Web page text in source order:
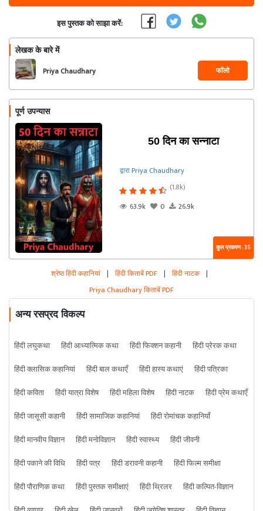
इस पुस्तक को साझा करें:
लेखक के बारे में
Priya Chaudhary फॉलो
पूर्ण उपन्यास
50 दिन का सन्नाटा
द्वारा Priya Chaudhary
(1.8k)
63.9k
0 26.9k
कुल प्रकरण : 35
श्रेष्ठ हिंदी कहानियां | हिंदी किताबें PDF | हिंदी नाटक |
Priya Chaudhary किताबें PDF
अन्य रसप्रद विकल्प
हिंदी लघुकथा हिंदी आध्यात्मिक कथा हिंदी फिक्शन कहानी
हिंदी प्रेरक कथा
हिंदी क्लासिक कहानियां
हिंदी बाल कथाएँ हिंदी हास्य कथाएं
हिंदी पत्रिका
हिंदी कविता
हिंदी यात्रा विशेष हिंदी महिला विशेष हिंदी नाटक
हिंदी प्रेम कथाएँ
हिंदी जासूसी कहानी
हिंदी सामाजिक कहानियां
हिंदी रोमांचक कहानियाँ
हिंदी मानवीय विज्ञान
हिंदी मनोविज्ञान हिंदी स्वास्थ्य
हिंदी जीवनी
हिंदी पकाने की विधि
हिंदी पत्र हिंदी डरावनी कहानी
हिंदी फिल्म समीक्षा
हिंदी पौराणिक कथा
हिंदी पुस्तक समीक्षाएं हिंदी थ्रिलर
हिंदी कल्पित-विज्ञान